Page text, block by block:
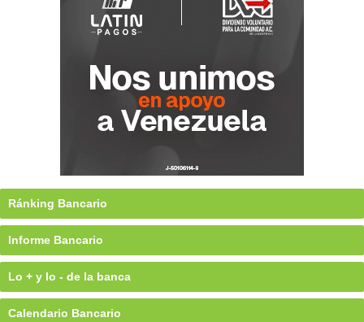
Ránking Bancario
Informe Bancario
Lo + y lo - de la banca
Calendario Bancario